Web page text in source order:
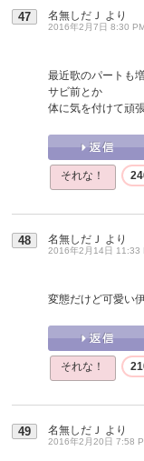
47 名無しだＪ より
2016年2月7日 8:30
最近歌のパートも
サビ前とか
体に気を付けて頑
それな！
48 名無しだＪ より
2016年2月14日 11:33
変態だけど可愛い
それな！
49 名無しだＪ より
2016年2月20日 7:58